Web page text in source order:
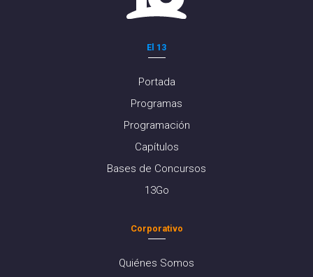
El 13
Portada
Programas
Programación
Capítulos
Bases de Concursos
13Go
Corporativo
Quiénes Somos